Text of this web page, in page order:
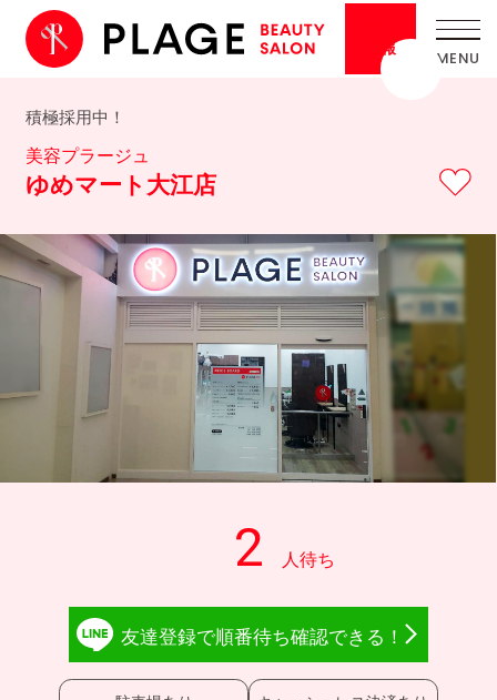
情報
積極採用中！
美容プラージュ
ゆめマート大江店
友達登録で順番待ち確認できる！